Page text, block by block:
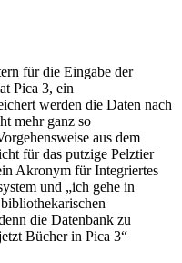
für die Eingabe der
Pica 3, ein
werden die Daten nach
mehr ganz so
aus dem
für das putzige Pelztier
Akronym für Integriertes
und „ich gehe in
die Datenbank zu
Bücher in Pica 3“